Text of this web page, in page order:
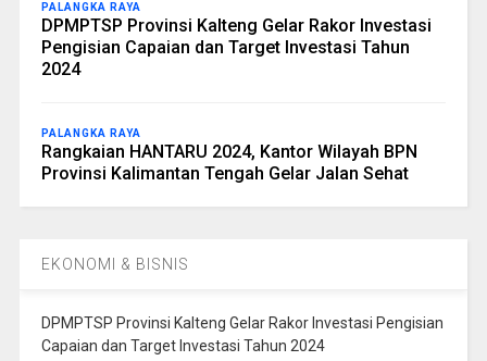
PALANGKA RAYA
DPMPTSP Provinsi Kalteng Gelar Rakor Investasi
Pengisian Capaian dan Target Investasi Tahun
2024
PALANGKA RAYA
Rangkaian HANTARU 2024, Kantor Wilayah BPN
Provinsi Kalimantan Tengah Gelar Jalan Sehat
EKONOMI & BISNIS
DPMPTSP Provinsi Kalteng Gelar Rakor Investasi Pengisian
Capaian dan Target Investasi Tahun 2024